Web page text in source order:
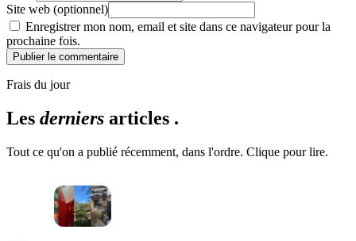
Site web (optionnel)
Enregistrer mon nom, email et site dans ce navigateur pour la
prochaine fois.
Publier le commentaire
Frais du jour
Les derniers articles .
Tout ce qu'on a publié récemment, dans l'ordre. Clique pour lire.